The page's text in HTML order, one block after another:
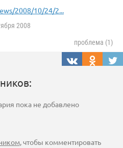
2008/10/24/2...
2008
проблема (1)
пока не добавлено
, чтобы комментировать